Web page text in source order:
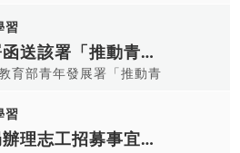
習
教育部青年發展署函送該署「推動青年從事海外長期志工計畫」相關訊息，敬邀本校學生踴躍申請。
部青年發展署「推動青
，深入參與海外志願服
成國際關懷及具備行動實
習
臺北市政府文化局辦理志工招募事宜，敬邀本校有意願學生報名參加。